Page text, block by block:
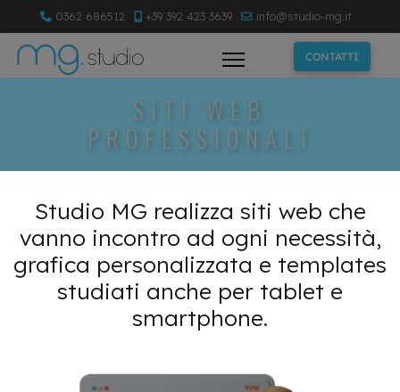
0362 686512 +39 392 423 3639 info@studio-mg.it
CONTATTI
SITI WEB
PROFESSIONALI
Studio MG realizza siti web che
vanno incontro ad ogni necessità,
grafica personalizzata e templates
studiati anche per tablet e
smartphone.